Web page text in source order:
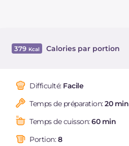
379 Calories par portion
Dont sucres
Protéine g
Graisses
saturés
Difficulté: Facile
Temps de préparation:20 min
Temps de cuisson:60 min
Portion:8